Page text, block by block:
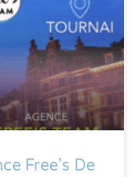
Free’s De